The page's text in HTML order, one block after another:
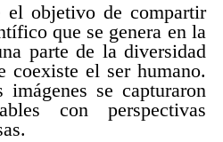
el objetivo de compartir
que se genera en la
parte de la diversidad
coexiste el ser humano.
se capturaron
con perspectivas